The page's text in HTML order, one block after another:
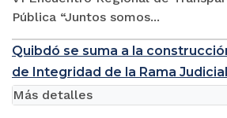
Pública “Juntos somos...
Quibdó se suma a la
de Integridad de la Rama Judicial
Más detalles